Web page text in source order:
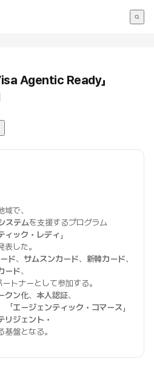
Agentic Ready」
で、
ステムを支援するプログラム
ィック・レディ 」
した。
ド、サムスンカード、 新韓カード、
ード、
トナーとして参加する。
クン化、本人認証、
「エージェンティック・コマース 」
リジェント・
基盤となる。